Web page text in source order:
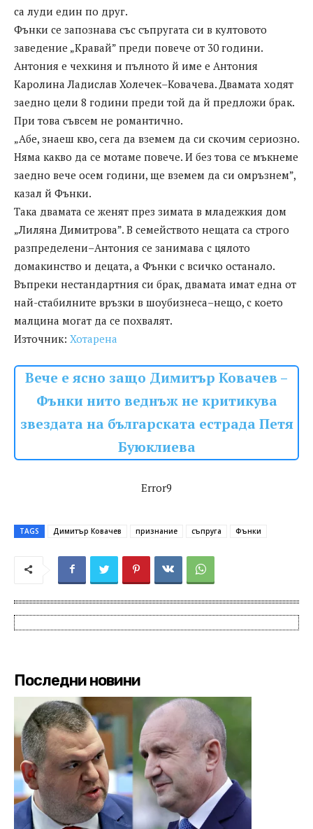
са луди един по друг.
Фънки се запознава със съпругата си в култовото
заведение „Кравай” преди повече от 30 години.
Антония е чехкиня и пълното й име е Антония
Каролина Ладислав Холечек–Ковачева. Двамата ходят
заедно цели 8 години преди той да й предложи брак.
При това съвсем не романтично.
„Абе, знаеш кво, сега да вземем да си скочим сериозно.
Няма какво да се мотаме повече. И без това се мъкнеме
заедно вече осем години, ще вземем да си омръзнем”,
казал й Фънки.
Така двамата се женят през зимата в младежкия дом
„Лиляна Димитрова”. В семейството нещата са строго
разпределени–Антония се занимава с цялото
домакинство и децата, а Фънки с всичко останало.
Въпреки нестандартния си брак, двамата имат една от
най-стабилните връзки в шоубизнеса–нещо, с което
малцина могат да се похвалят.
Източник: Хотарена
Вече е ясно защо Димитър Ковачев –
Фънки нито веднъж не критикува
звездата на българската естрада Петя
Буюклиева
Error9
TAGS Димитър Ковачев признание съпруга Фънки
Последни новини